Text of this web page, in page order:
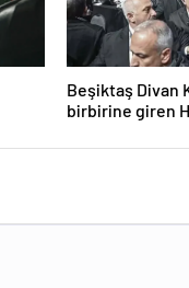
Beşiktaş Divan
birbirine giren